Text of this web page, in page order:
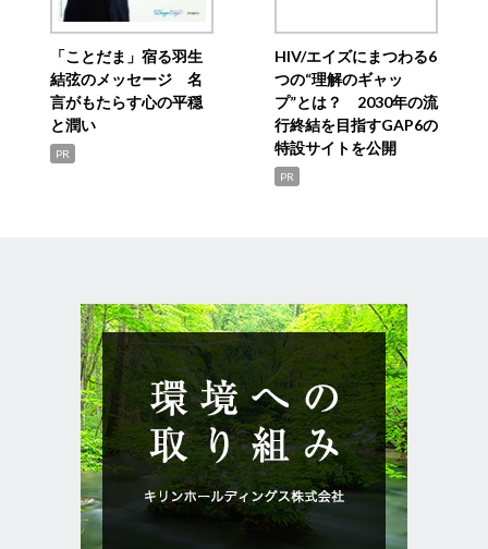
「ことだま」宿る羽生
結弦のメッセージ 名
言がもたらす心の平穏
と潤い
PR
HIV/エイズにまつわる6
つの“理解のギャッ
プ”とは？ 2030年の流
行終結を目指すGAP6の
特設サイトを公開
PR